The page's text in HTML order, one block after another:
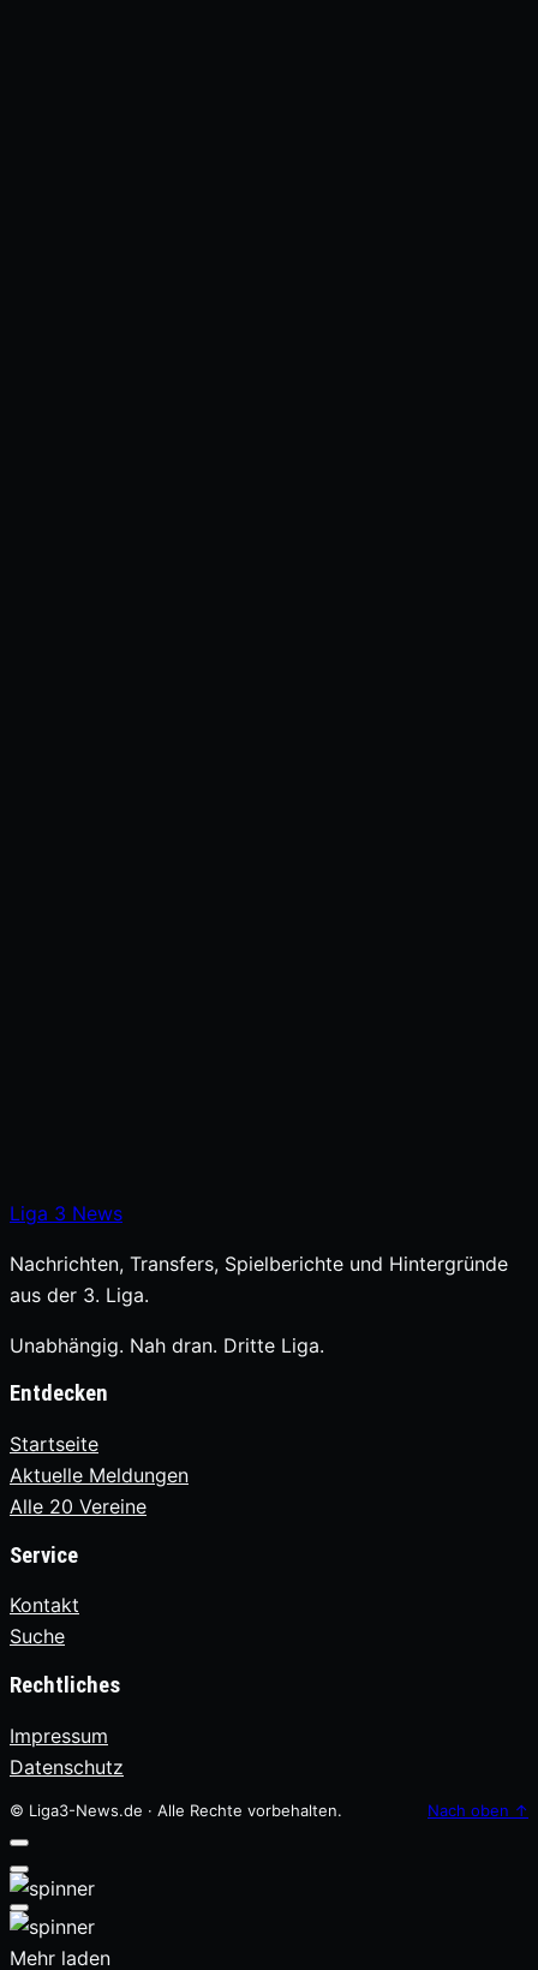
Liga 3 News
Nachrichten, Transfers, Spielberichte und Hintergründe
aus der 3. Liga.
Unabhängig. Nah dran. Dritte Liga.
Entdecken
Startseite
Aktuelle Meldungen
Alle 20 Vereine
Service
Kontakt
Suche
Rechtliches
Impressum
Datenschutz
© Liga3-News.de · Alle Rechte vorbehalten. Nach oben ↑
Mehr laden